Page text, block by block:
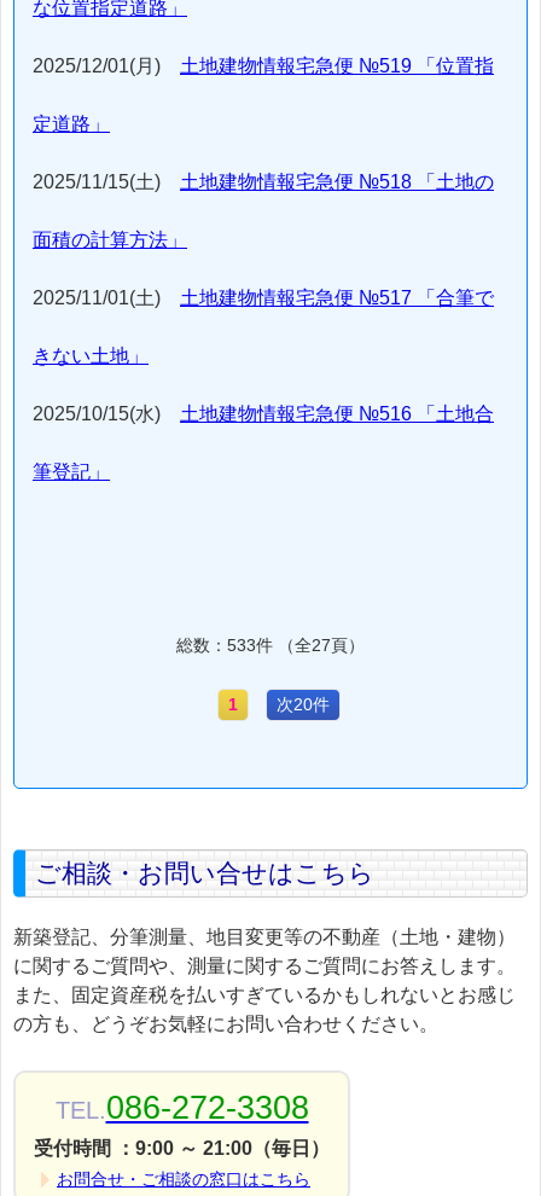
な位置指定道路」
2025/12/01(月) 土地建物情報宅急便 №519 「位置指
定道路」
2025/11/15(土) 土地建物情報宅急便 №518 「土地の
面積の計算方法」
2025/11/01(土) 土地建物情報宅急便 №517 「合筆で
きない土地」
2025/10/15(水) 土地建物情報宅急便 №516 「土地合
筆登記」
総数：533件 （全27頁）
1 次20件
ご相談・お問い合せはこちら
新築登記、分筆測量、地目変更等の不動産（土地・建物）
に関するご質問や、測量に関するご質問にお答えします。
また、固定資産税を払いすぎているかもしれないとお感じ
の方も、どうぞお気軽にお問い合わせください。
TEL.086-272-3308
受付時間 ：9:00 ～ 21:00（毎日）
お問合せ・ご相談の窓口はこちら